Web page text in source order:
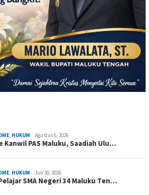
, HUKUM Agustus 6, 2026
Kanwil PAS Maluku, Saadiah Ulu…
, HUKUM Juli 30, 2026
SMA Negeri 34 Maluku Ten…